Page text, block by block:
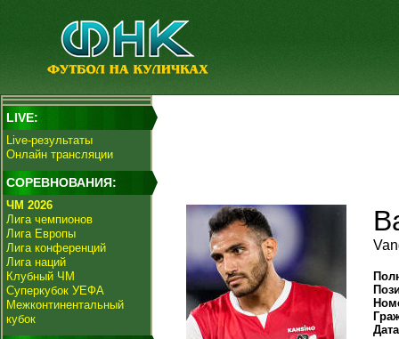
LIVE:
Live-результаты
Онлайн трансляции
СОРЕВНОВАНИЯ:
ЧМ 2026
Лига чемпионов
Лига Европы
Лига конференций
Лига наций
Клубный ЧМ
Суперкубок УЕФА
Межконтинентальный
кубок